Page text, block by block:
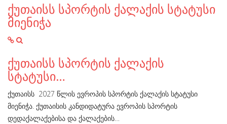
ქუთაისს სპორტის ქალაქის სტატუსი
მიენიჭა
ქუთაისს სპორტის ქალაქის
სტატუსი…
ქუთაისს 2027 წლის ევროპის სპორტის ქალაქის სტატუსი
მიენიჭა. ქუთაისის კანდიდატურა ევროპის სპორტის
დედაქალაქებისა და ქალაქების…